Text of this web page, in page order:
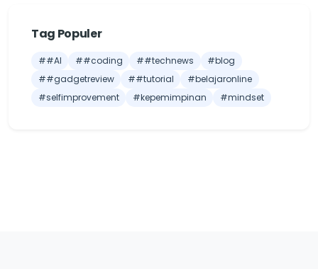
Tag Populer
##AI ##coding ##technews
#blog
##gadgetreview
##tutorial
#belajaronline
#selfimprovement
#kepemimpinan #mindset